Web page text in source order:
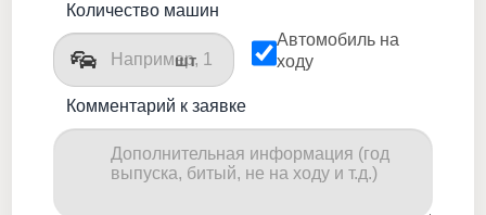
Количество машин
шт
Автомобиль на
ходу
Комментарий к заявке